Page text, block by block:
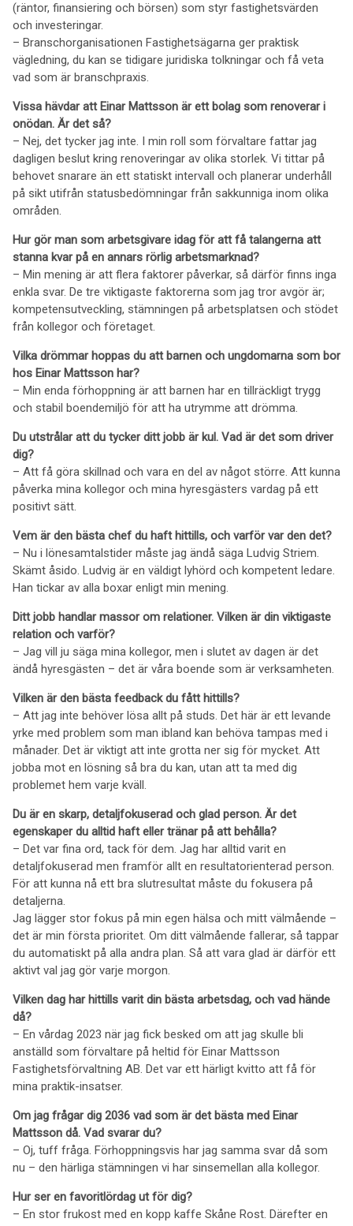
(räntor, finansiering och börsen) som styr fastighetsvärden
och investeringar.
– Branschorganisationen Fastighetsägarna ger praktisk
vägledning, du kan se tidigare juridiska tolkningar och få veta
vad som är branschpraxis.
Vissa hävdar att Einar Mattsson är ett bolag som renoverar i
onödan. Är det så?
– Nej, det tycker jag inte. I min roll som förvaltare fattar jag
dagligen beslut kring renoveringar av olika storlek. Vi tittar på
behovet snarare än ett statiskt intervall och planerar underhåll
på sikt utifrån statusbedömningar från sakkunniga inom olika
områden.
Hur gör man som arbetsgivare idag för att få talangerna att
stanna kvar på en annars rörlig arbetsmarknad?
– Min mening är att flera faktorer påverkar, så därför finns inga
enkla svar. De tre viktigaste faktorerna som jag tror avgör är;
kompetensutveckling, stämningen på arbetsplatsen och stödet
från kollegor och företaget.
Vilka drömmar hoppas du att barnen och ungdomarna som bor
hos Einar Mattsson har?
– Min enda förhoppning är att barnen har en tillräckligt trygg
och stabil boendemiljö för att ha utrymme att drömma.
Du utstrålar att du tycker ditt jobb är kul. Vad är det som driver
dig?
– Att få göra skillnad och vara en del av något större. Att kunna
påverka mina kollegor och mina hyresgästers vardag på ett
positivt sätt.
Vem är den bästa chef du haft hittills, och varför var den det?
– Nu i lönesamtalstider måste jag ändå säga Ludvig Striem.
Skämt åsido. Ludvig är en väldigt lyhörd och kompetent ledare.
Han tickar av alla boxar enligt min mening.
Ditt jobb handlar massor om relationer. Vilken är din viktigaste
relation och varför?
– Jag vill ju säga mina kollegor, men i slutet av dagen är det
ändå hyresgästen – det är våra boende som är verksamheten.
Vilken är den bästa feedback du fått hittills?
– Att jag inte behöver lösa allt på studs. Det här är ett levande
yrke med problem som man ibland kan behöva tampas med i
månader. Det är viktigt att inte grotta ner sig för mycket. Att
jobba mot en lösning så bra du kan, utan att ta med dig
problemet hem varje kväll.
Du är en skarp, detaljfokuserad och glad person. Är det
egenskaper du alltid haft eller tränar på att behålla?
– Det var fina ord, tack för dem. Jag har alltid varit en
detaljfokuserad men framför allt en resultatorienterad person.
För att kunna nå ett bra slutresultat måste du fokusera på
detaljerna.
Jag lägger stor fokus på min egen hälsa och mitt välmående –
det är min första prioritet. Om ditt välmående fallerar, så tappar
du automatiskt på alla andra plan. Så att vara glad är därför ett
aktivt val jag gör varje morgon.
Vilken dag har hittills varit din bästa arbetsdag, och vad hände
då?
– En vårdag 2023 när jag fick besked om att jag skulle bli
anställd som förvaltare på heltid för Einar Mattsson
Fastighetsförvaltning AB. Det var ett härligt kvitto att få för
mina praktik-insatser.
Om jag frågar dig 2036 vad som är det bästa med Einar
Mattsson då. Vad svarar du?
– Oj, tuff fråga. Förhoppningsvis har jag samma svar då som
nu – den härliga stämningen vi har sinsemellan alla kollegor.
Hur ser en favoritlördag ut för dig?
– En stor frukost med en kopp kaffe Skåne Rost. Därefter en